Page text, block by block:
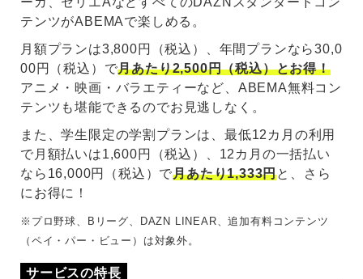
テンツがABEMAで楽しめる。
月額プランは3,800円（税込）、年間プランなら30,0
00円（税込）で月あたり2,500円（税込）とお得！
アニメ・映画・バラエティーなど、ABEMA無料コン
テンツも堪能できるのでお見逃しなく。
また、学生限定の学割プランは、最低12カ月の利用
で月額払いは1,600円（税込）、12カ月の一括払い
なら16,000円（税込）で月あたり1,333円と、さら
にお得に！
※プロ野球、Bリーグ、DAZN LINEAR、追加有料コンテンツ
（ペイ・パー・ビュー）は対象外。